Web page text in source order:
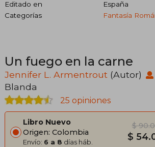
Editado en
España
Categorías
Fantasía
Un fuego en la carne
Jennifer L. Armentrout (Autor)
Blanda
25 opiniones
Libro Nuevo
Origen: Colombia
Envío: 6 a 8 días háb.
$
$